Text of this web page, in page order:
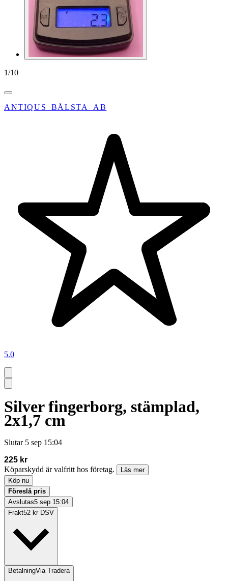
1/10
ANTIQUS_BÅLSTA_AB
5.0
Silver fingerborg, stämplad,
2x1,7 cm
Slutar 5 sep 15:04
225 kr
Köparskydd är valfritt hos företag.
Läs mer
Köp nu
Föreslå pris
Avslutas5 sep 15:04
Frakt52 kr DSV
BetalningVia Tradera